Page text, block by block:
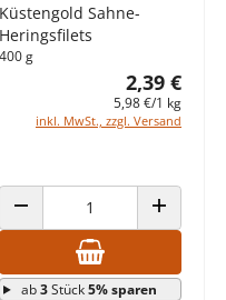
Küstengold Sahne-
Heringsfilets
400 g
2,39 €
5,98 €/1 kg
inkl. MwSt., zzgl. Versand
ANZAHL VERRINGERN ANZAHL
ab3Stück5% sparen